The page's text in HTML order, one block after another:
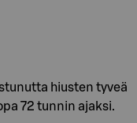
hiusten tyveä
72 tunnin ajaksi.